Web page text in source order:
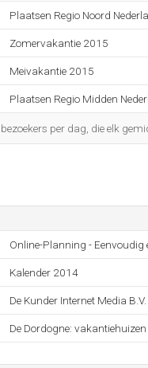
Plaatsen Regio Noord
Zomervakantie 2015
Meivakantie 2015
Plaatsen Regio Midden
per dag, die elk
Online-Planning -
Kalender 2014
De Kunder Internet Media B.V.
De Dordogne: